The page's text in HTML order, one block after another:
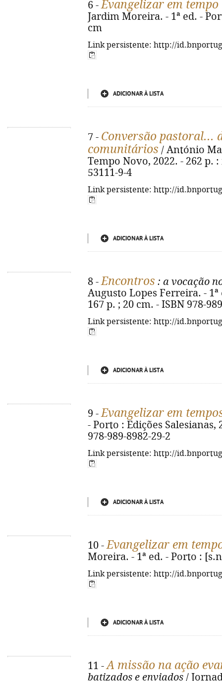
6 -Evangelizar em tempo
Jardim Moreira. - 1ª ed. -
cm
Link persistente: http://
ADICIONAR À LISTA
7 - Conversão pastoral...
comunitários / António
Tempo Novo, 2022. - 262 p.
53111-9-4
Link persistente: http://
ADICIONAR À LISTA
8 -Encontros : a vocação
Augusto Lopes Ferreira. -
167 p. ; 20 cm. - ISBN 978-
Link persistente: http://
ADICIONAR À LISTA
9 -Evangelizar em
- Porto : Edições Salesianas,
978-989-8982-29-2
Link persistente: http://
ADICIONAR À LISTA
10 -Evangelizar em
Moreira. - 1ª ed. - Porto :
Link persistente: http://
ADICIONAR À LISTA
11 -A missão na ação
batizados e enviados /